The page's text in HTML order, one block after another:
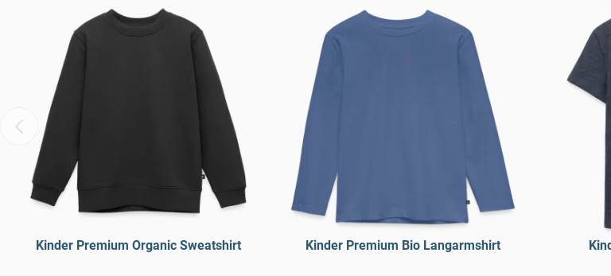
Kinder Premium Organic Sweatshirt Kinder Premium Bio Langarmshirt